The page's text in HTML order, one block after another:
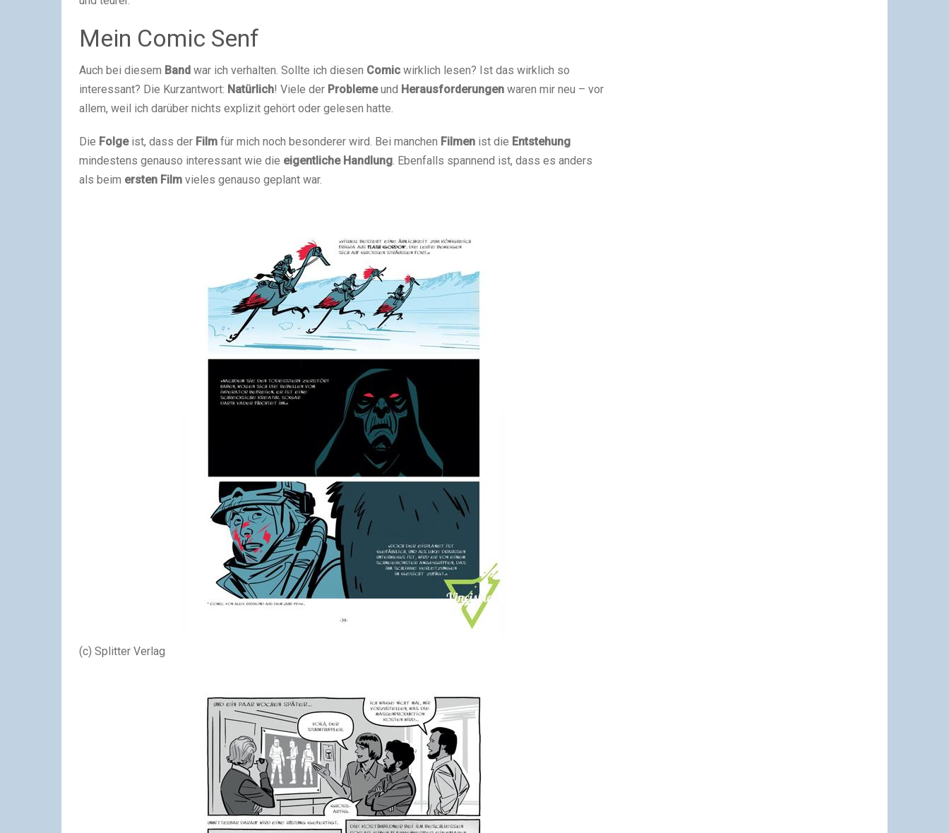
Mein Comic Senf
Auch bei diesem Band war ich verhalten. Sollte ich diesen Comic wirklich lesen? Ist das wirklich so
interessant? Die Kurzantwort: Natürlich! Viele der Problemeund Herausforderungen waren mir neu – vor
allem, weil ich darüber nichts explizit gehört oder gelesen hatte.
Die Folgeist, dass der Film für mich noch besonderer wird. Bei manchen Filmen ist die Entstehung
mindestens genauso interessant wie die eigentliche Handlung . Ebenfalls spannend ist, dass es anders
als beim ersten Film vieles genauso geplant war.
(c) Splitter Verlag